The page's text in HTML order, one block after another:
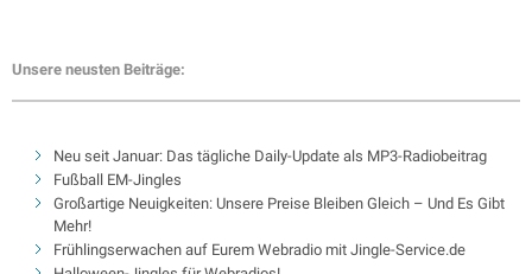
Unsere neusten Beiträge:
Neu seit Januar: Das tägliche Daily-Update als MP3-Radiobeitrag
Fußball EM-Jingles
Großartige Neuigkeiten: Unsere Preise Bleiben Gleich – Und Es Gibt
Mehr!
Frühlingserwachen auf Eurem Webradio mit Jingle-Service.de